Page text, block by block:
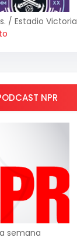
/ Estadio Victoria
NPR
semana